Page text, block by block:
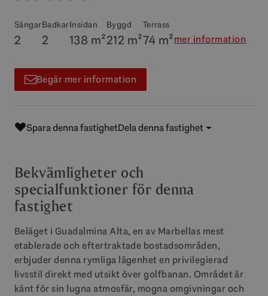
Sängar
2
Badkar
2
Insidan
138 m²
Byggd
212 m²
Terrass
74 m²mer information
Begär mer information
Spara denna fastighetDela denna fastighet
Bekvämligheter och
specialfunktioner för denna
fastighet
Beläget i Guadalmina Alta, en av Marbellas mest
etablerade och eftertraktade bostadsområden,
erbjuder denna rymliga lägenhet en privilegierad
livsstil direkt med utsikt över golfbanan. Området är
känt för sin lugna atmosfär, mogna omgivningar och